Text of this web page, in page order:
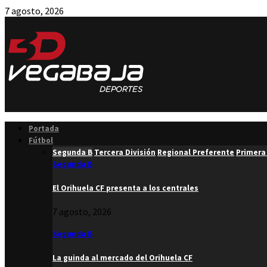
7 agosto, 2026
Portada
Fútbol
Segunda B Tercera División Regional Preferente
Segunda B
El Orihuela CF presenta a los centrales
7 agosto, 2026
Segunda B
La guinda al mercado del Orihuela CF